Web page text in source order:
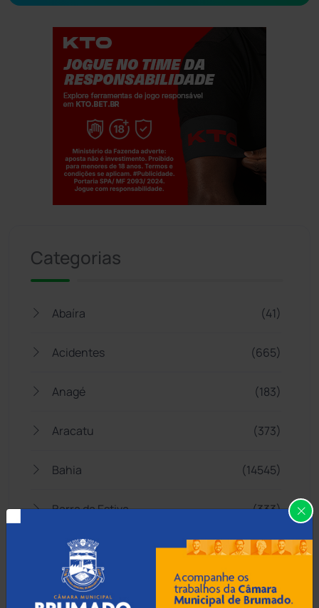
Categorias
Abaíra (41)
Acidentes (665)
Anagé (183)
Aracatu (373)
Bahia (14545)
Barra da Estiva (333)
Barra do Choça (65)
Belo Campo (57)